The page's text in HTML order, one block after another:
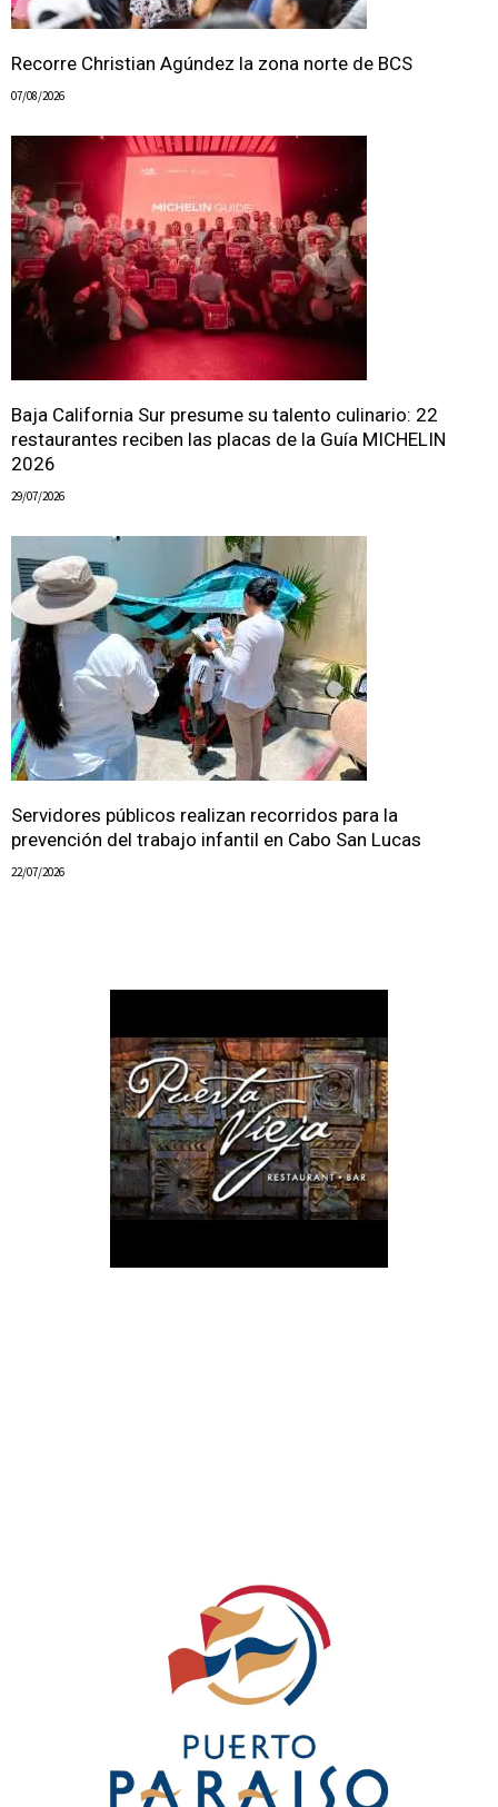
Recorre Christian Agúndez la zona norte de BCS
07/08/2026
Baja California Sur presume su talento culinario: 22
restaurantes reciben las placas de la Guía MICHELIN
2026
29/07/2026
Servidores públicos realizan recorridos para la
prevención del trabajo infantil en Cabo San Lucas
22/07/2026